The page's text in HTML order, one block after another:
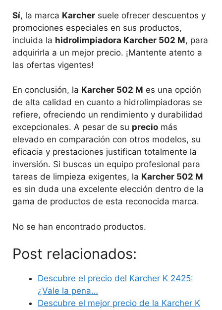
Sí, la marca Karcher suele ofrecer descuentos y
promociones especiales en sus productos,
incluida la hidrolimpiadora Karcher 502 M, para
adquirirla a un mejor precio. ¡Mantente atento a
las ofertas vigentes!
En conclusión, la Karcher 502 M es una opción
de alta calidad en cuanto a hidrolimpiadoras se
refiere, ofreciendo un rendimiento y durabilidad
excepcionales. A pesar de su precio más
elevado en comparación con otros modelos, su
eficacia y prestaciones justifican totalmente la
inversión. Si buscas un equipo profesional para
tareas de limpieza exigentes, la Karcher 502 M
es sin duda una excelente elección dentro de la
gama de productos de esta reconocida marca.
No se han encontrado productos.
Post relacionados:
Descubre el precio del Karcher K 2425:
¿Vale la pena…
Descubre el mejor precio de la Karcher K